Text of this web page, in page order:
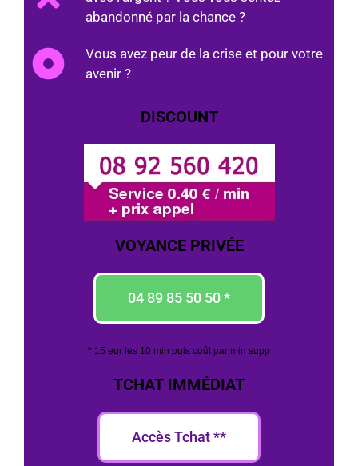
abandonné par la chance ?
Vous avez peur de la crise et pour votre
avenir ?
DISCOUNT
VOYANCE PRIVÉE
04 89 85 50 50 *
* 15 eur les 10 min puis coût par min supp
TCHAT IMMÉDIAT
Accès Tchat **